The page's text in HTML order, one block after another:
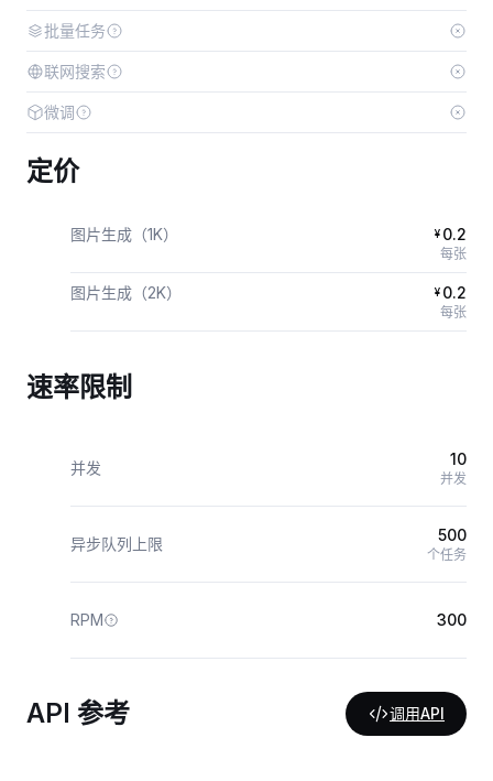
批量任务
联网搜索
微调
定价
图片生成（1K） ¥ 0.2
每张
图片生成（2K） ¥ 0.2
每张
速率限制
并发 10
并发
异步队列上限 500
个任务
RPM 300
API 参考 调用API